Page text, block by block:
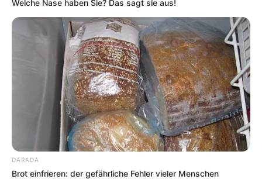
Welche Nase haben Sie? Das sagt sie aus!
DARADA
Brot einfrieren: der gefährliche Fehler vieler Menschen